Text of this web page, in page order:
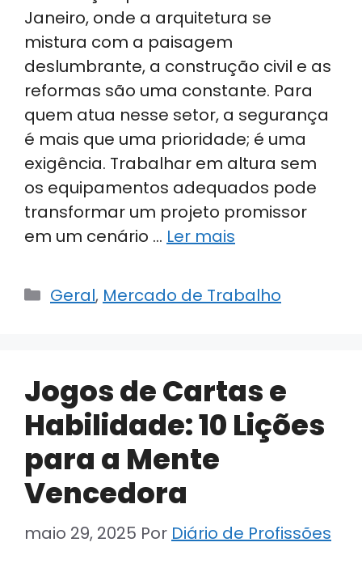
Janeiro, onde a arquitetura se
mistura com a paisagem
deslumbrante, a construção civil e as
reformas são uma constante. Para
quem atua nesse setor, a segurança
é mais que uma prioridade; é uma
exigência. Trabalhar em altura sem
os equipamentos adequados pode
transformar um projeto promissor
em um cenário … Ler mais
Categorias
Geral, Mercado de Trabalho
Jogos de Cartas e
Habilidade: 10 Lições
para a Mente
Vencedora
maio 29, 2025 Por Diário de Profissões